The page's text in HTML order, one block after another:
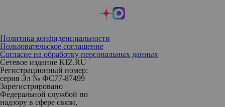
Политика конфиденциальности
Пользовательское соглашение
Согласие на обработку персональных данных
Сетевое издание KIZ.RU
Регистрационный номер:
серия Эл № ФС77-87499
Зарегистрировано
Федеральной службой по
надзору в сфере связи,